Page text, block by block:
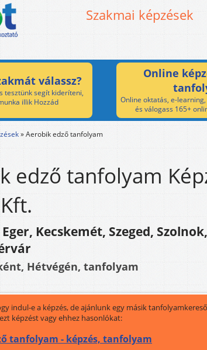
Szakmai képzések
válassz?
tesztünk segít kideríteni,
illik Hozzád
Online
Online oktatás, e-
és válogass 165+
»Aerobik edző tanfolyam
edző tanfolyam
Kecskemét, Szeged, Szolnok,
Hétvégén, tanfolyam
indul-e a képzés, de ajánlunk egy másik
képzést vagy ehhez hasonlókat:
tanfolyam - képzés, tanfolyam